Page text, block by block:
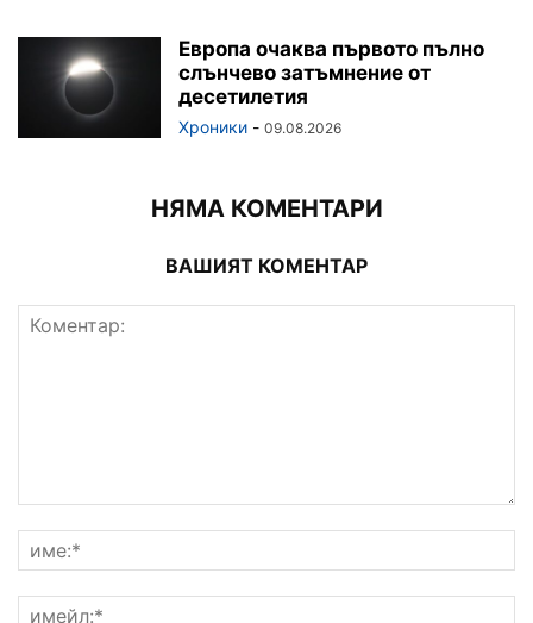
Европа очаква първото пълно
слънчево затъмнение от
десетилетия
Хроники - 09.08.2026
НЯМА КОМЕНТАРИ
ВАШИЯТ КОМЕНТАР